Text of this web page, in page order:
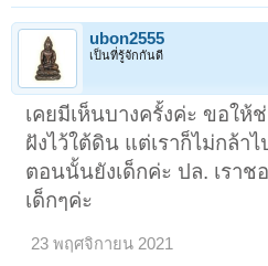
ubon2555
เป็นที่รู้จักกันดี
เคยมีเห็นบางครั้งค่ะ ขอให้
ฝังไว้ใต้ดิน แต่เราก็ไม่กล้า
ตอนนั้นยังเด็กค่ะ ปล. เรา
เด็กๆค่ะ
23 พฤศจิกายน 2021